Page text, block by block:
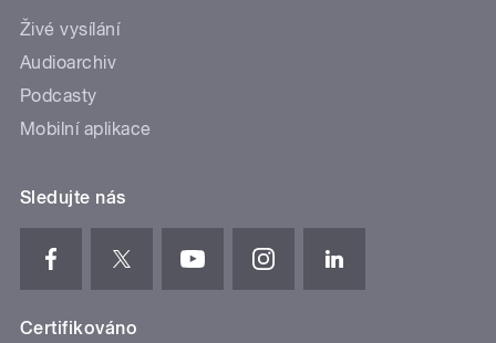
Živé vysílání
Audioarchiv
Podcasty
Mobilní aplikace
Sledujte nás
Certifikováno